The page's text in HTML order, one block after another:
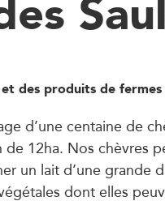
des produits de fermes
d’une centaine de
12ha. Nos chèvres
un lait d’une grande
dont elles